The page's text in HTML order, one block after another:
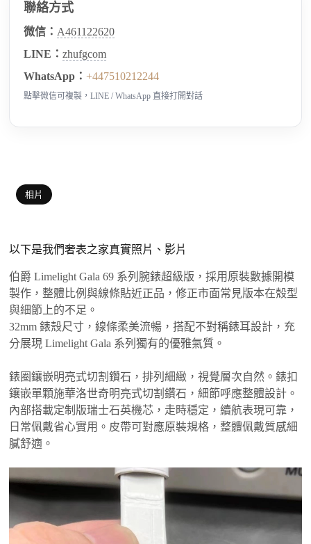
聯絡方式
微信： A461122620
LINE：zhufgcom
WhatsApp：+447510212244
點擊微信可複製，LINE / WhatsApp 直接打開對話
相片
以下是我們奢表之家真實照片、影片
伯爵 Limelight Gala 69 系列腕錶超級版，採用原裝數據開模
製作，整體比例與線條貼近正品，修正市面常見版本在殼型
與細節上的不足。
32mm 錶殼尺寸，線條柔美流暢，搭配不對稱錶耳設計，充
分展現 Limelight Gala 系列獨有的優雅氣質。
錶圈鑲嵌明亮式切割鑽石，排列細緻，視覺層次自然。錶扣
鑲嵌單顆施華洛世奇明亮式切割鑽石，細節呼應整體設計。
內部搭載定制版瑞士石英機芯，走時穩定，續航表現可靠，
日常佩戴省心實用。皮帶可對應原裝規格，整體佩戴質感細
膩舒適。